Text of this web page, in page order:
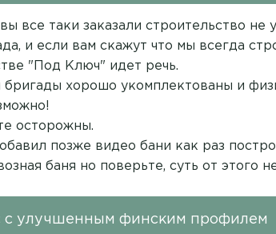
все таки заказали строительство
и если вам скажут что мы всегда
"Под Ключ" идет речь.
бригады хорошо укомплектованы и
осторожны.
позже видео бани как раз
баня но поверьте, суть от этого
с улучшенным финским профилем